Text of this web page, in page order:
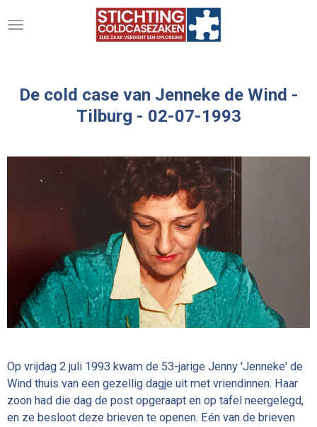
direct
De cold case van Jenneke de Wind -
Tilburg - 02-07-1993
Op vrijdag 2 juli 1993 kwam de 53-jarige Jenny 'Jenneke' de
Wind thuis van een gezellig dagje uit met vriendinnen. Haar
zoon had die dag de post opgeraapt en op tafel neergelegd,
en ze besloot deze brieven te openen. Eén van de brieven